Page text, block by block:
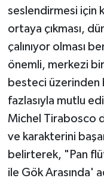
seslendirmesi için
ortaya çıkması,
çalınıyor olması
önemli, merkezi
besteci üzerinden
fazlasıyla mutlu
Michel Tirabosco
ve karakterini
belirterek, "Pan
ile Gök Arasında'